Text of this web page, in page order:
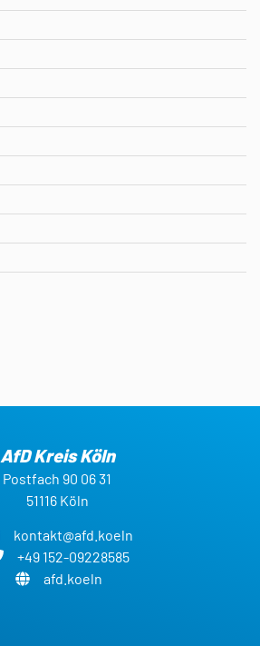
AfD Kreis Köln
Postfach 90 06 31
51116 Köln
kontakt@afd.koeln
+49 152-09228585
afd.koeln